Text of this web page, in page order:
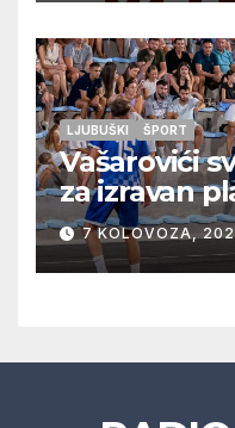
LJUBUŠKI ŠPORT
Vašarovići
za izravan
četvrtfinale,
prolazak
večeras
7 KOLOVOZA,